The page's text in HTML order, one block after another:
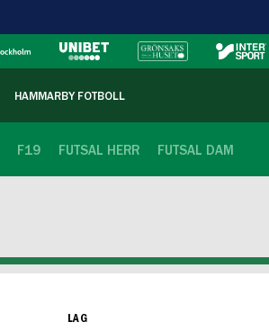
HAMMARBY FOTBOLL
F19 FUTSAL HERR FUTSAL DAM
LAG